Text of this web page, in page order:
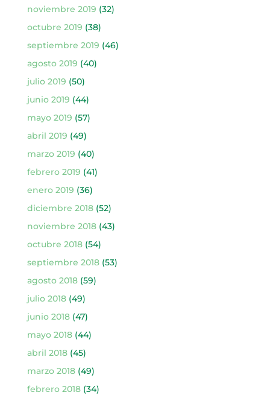
noviembre 2019 (32)
octubre 2019 (38)
septiembre 2019 (46)
agosto 2019 (40)
julio 2019 (50)
junio 2019 (44)
mayo 2019 (57)
abril 2019 (49)
marzo 2019 (40)
febrero 2019 (41)
enero 2019 (36)
diciembre 2018(52)
noviembre 2018(43)
octubre 2018(54)
septiembre 2018(53)
agosto 2018(59)
julio 2018(49)
junio 2018(47)
mayo 2018(44)
abril 2018(45)
marzo 2018(49)
febrero 2018(34)